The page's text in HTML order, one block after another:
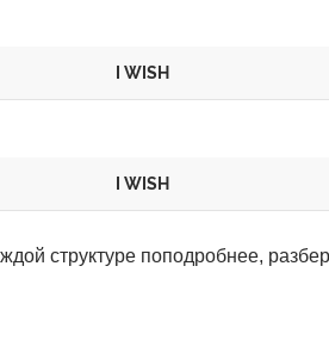
I WISH
I WISH
структуре поподробнее,